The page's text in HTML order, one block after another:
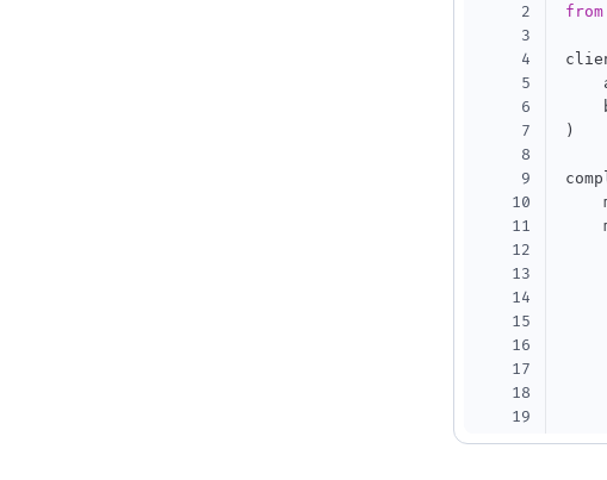
2
3
4
5
6
7
8
9
10
11
12
13
14
15
16
17
18
19
20
from
)